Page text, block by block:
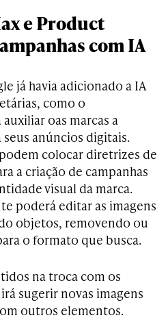
e Product
com IA
já havia adicionado a IA
como o
oas marcas a
anúncios digitais.
colocar diretrizes de
a criação de campanhas
visual da marca.
poderá editar as imagens
objetos, removendo ou
o formato que busca.
na troca com os
sugerir novas imagens
outros elementos.